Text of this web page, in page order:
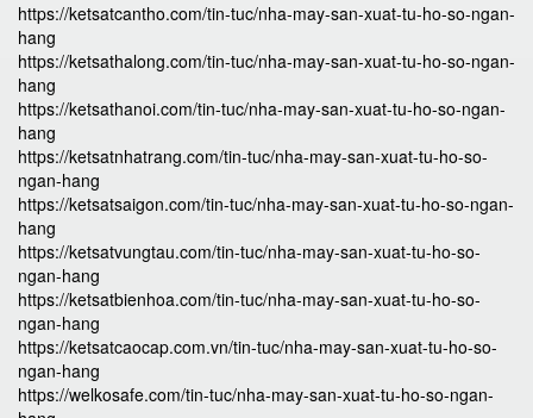
https://ketsatcantho.com/tin-tuc/nha-may-san-xuat-tu-ho-so-ngan-
hang
https://ketsathalong.com/tin-tuc/nha-may-san-xuat-tu-ho-so-ngan-
hang
https://ketsathanoi.com/tin-tuc/nha-may-san-xuat-tu-ho-so-ngan-
hang
https://ketsatnhatrang.com/tin-tuc/nha-may-san-xuat-tu-ho-so-
ngan-hang
https://ketsatsaigon.com/tin-tuc/nha-may-san-xuat-tu-ho-so-ngan-
hang
https://ketsatvungtau.com/tin-tuc/nha-may-san-xuat-tu-ho-so-
ngan-hang
https://ketsatbienhoa.com/tin-tuc/nha-may-san-xuat-tu-ho-so-
ngan-hang
https://ketsatcaocap.com.vn/tin-tuc/nha-may-san-xuat-tu-ho-so-
ngan-hang
https://welkosafe.com/tin-tuc/nha-may-san-xuat-tu-ho-so-ngan-